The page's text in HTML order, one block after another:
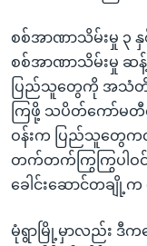
စစ်အာဏာသိမ်းမှု ၃
စစ်အာဏာသိမ်းမှု ဆန့်
ပြည်သူတွေကို အသံတိ
ကြဖို့ သပိတ်ကော်မ
ဝန်းက ပြည်သူတွ
တက်တက်ကြွကြွပါ
ခေါင်းဆောင်တချို့က
မုံရွာမြို့မှာလည်း